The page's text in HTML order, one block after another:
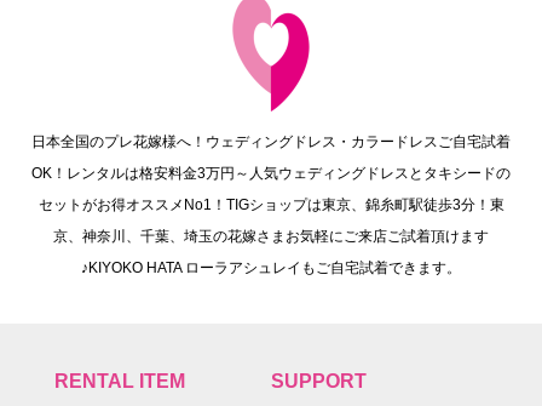
日本全国のプレ花嫁様へ！ウェディングドレス・カラードレスご自宅試着
OK！レンタルは格安料金3万円～人気ウェディングドレスとタキシードの
セットがお得オススメNo1！TIGショップは東京、錦糸町駅徒歩3分！東
京、神奈川、千葉、埼玉の花嫁さまお気軽にご来店ご試着頂けます
♪KIYOKO HATA ローラアシュレイもご自宅試着できます。
RENTAL ITEM SUPPORT